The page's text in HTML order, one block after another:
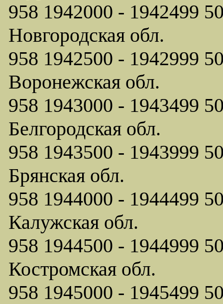
958 1942000 -
Новгородская обл.
958 1942500 -
Воронежская обл.
958 1943000 -
Белгородская обл.
958 1943500 -
Брянская обл.
958 1944000 -
Калужская обл.
958 1944500 -
Костромская обл.
958 1945000 -